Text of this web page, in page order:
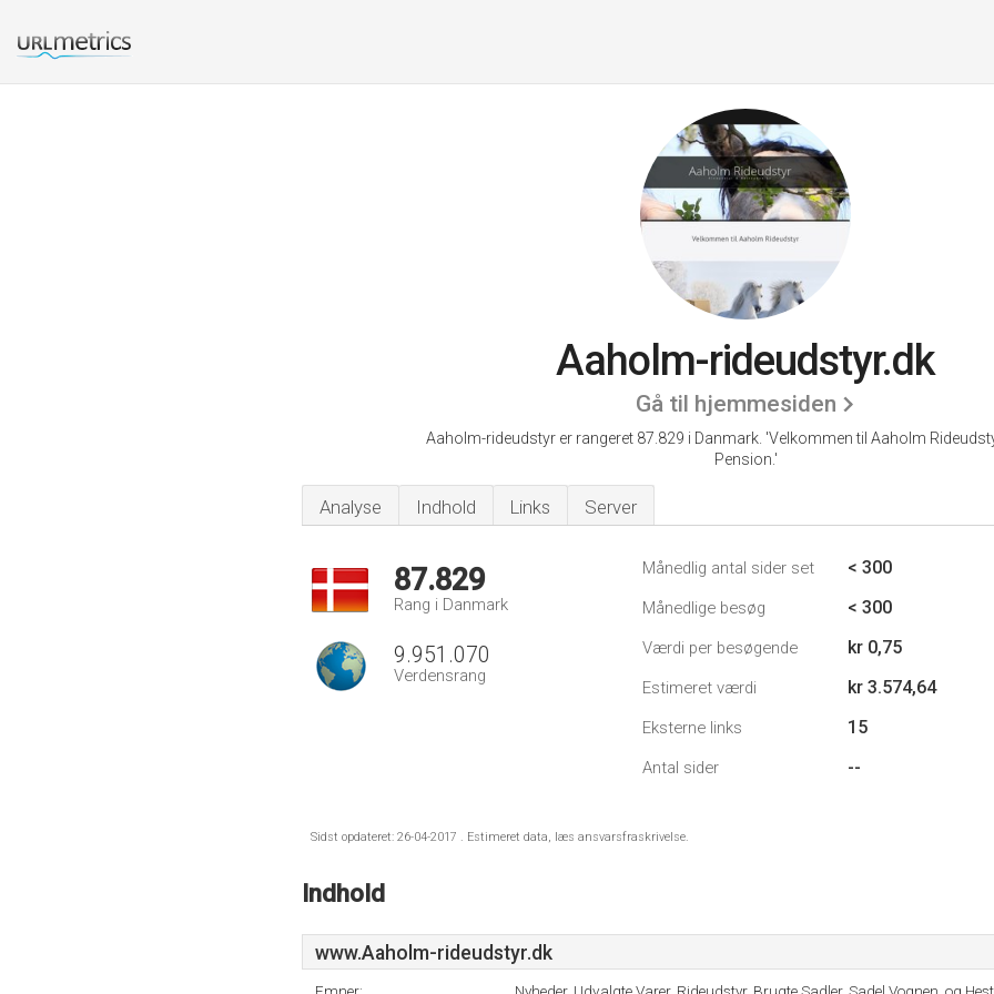
Aaholm-rideudstyr.dk
Gå til hjemmesiden
Aaholm-rideudstyr er rangeret 87.829 i Danmark. 'Velkommen til Aaholm
Pension.'
Analyse Indhold Links Server
87.829
Rang i Danmark
9.951.070
Verdensrang
Månedlig antal sider set < 300
Månedlige besøg < 300
Værdi per besøgende kr 0,75
Estimeret værdi kr 3.574,64
Eksterne links 15
Antal sider --
Sidst opdateret: 26-04-2017 . Estimeret data, læs ansvarsfraskrivelse.
Indhold
www.Aaholm-rideudstyr.dk